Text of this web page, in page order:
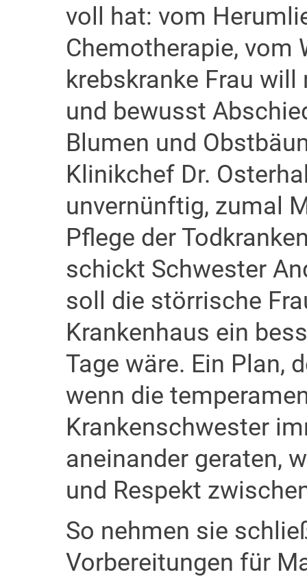
voll hat: vom
Chemotherapie, vom
krebskranke Frau
und bewusst
Blumen und
Klinikchef Dr.
unvernünftig, zumal
Pflege der
schickt Schwester
soll die störrische
Krankenhaus ein
Tage wäre. Ein Plan,
wenn die
Krankenschwester
aneinander geraten,
und Respekt
So nehmen sie
Vorbereitungen für